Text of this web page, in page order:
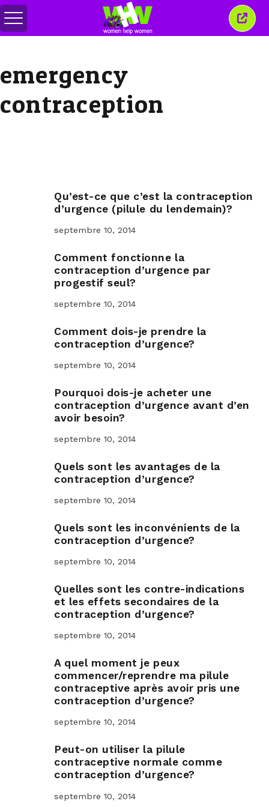
Basculer
le
cette
emergency
contraception
Qu’est-ce que c’est la contraception
d’urgence (pilule du lendemain)?
septembre 10, 2014
Comment fonctionne la
contraception d’urgence par
progestif seul?
septembre 10, 2014
Comment dois-je prendre la
contraception d’urgence?
septembre 10, 2014
Pourquoi dois-je acheter une
contraception d’urgence avant d’en
avoir besoin?
septembre 10, 2014
Quels sont les avantages de la
contraception d’urgence?
septembre 10, 2014
Quels sont les inconvénients de la
contraception d’urgence?
septembre 10, 2014
Quelles sont les contre-indications
et les effets secondaires de la
contraception d’urgence?
septembre 10, 2014
A quel moment je peux
commencer/reprendre ma pilule
contraceptive après avoir pris une
contraception d’urgence?
septembre 10, 2014
Peut-on utiliser la pilule
contraceptive normale comme
contraception d’urgence?
septembre 10, 2014